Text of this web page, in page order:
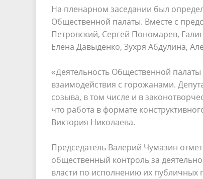
На пленарном заседании был
Общественной палаты. Вместе с
Петровский, Сергей Пономарев,
Елена Давыденко, Зухря Абдулина,
«Деятельность Общественной
взаимодействия с горожанами.
созыва, в том числе и в
что работа в формате
Виктория Николаева.
Председатель Валерий Чумазин
общественный контроль за
власти по исполнению их